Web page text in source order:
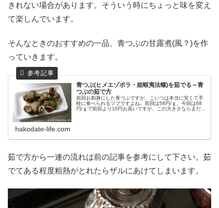
きれない場合があります。そういう時にちょっと味を変え
て楽しんでいます。
そんなときのおすすめの一品、青つぶの甘露煮(風？)を作
っていきます。
青つぶ(ヒメエゾボラ・姫蝦夷法螺)を茹でる～青
つぶの茹で方
前回お刺身にした青つぶですが、こいつは本当に安くて手
軽に食べられるツブですよね。前回は58円/ｇ、今回は68
円/ｇで前回より10円お高いですが、この大きさならまだま
hakodate-life.com
茹で方から一連の流れは前の記事を参考にして下さい。茹
でてある程度粗熱がとれたらザルにあけてしまいます。